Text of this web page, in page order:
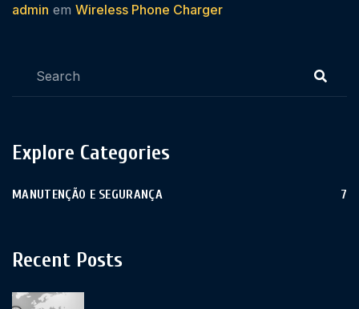
admin em Wireless Phone Charger
Explore Categories
MANUTENÇÃO E SEGURANÇA 7
Recent Posts